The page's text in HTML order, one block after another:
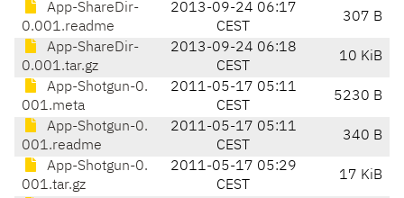
App-ShareDir-
0.001.readme
2013-09-24 06:17
CEST
307 B
App-ShareDir-
0.001.tar.gz
2013-09-24 06:18
CEST
10 KiB
App-Shotgun-0.
001.meta
2011-05-17 05:11
CEST
5230 B
App-Shotgun-0.
001.readme
2011-05-17 05:11
CEST
340 B
App-Shotgun-0.
001.tar.gz
2011-05-17 05:29
CEST
17 KiB